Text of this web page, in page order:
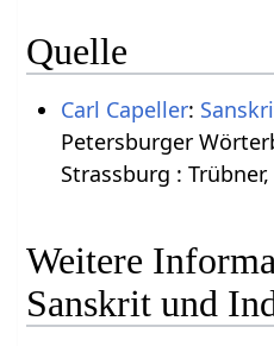
Quelle
Carl Capeller:
Petersburger
Strassburg : Trübner,
Weitere
Sanskrit und